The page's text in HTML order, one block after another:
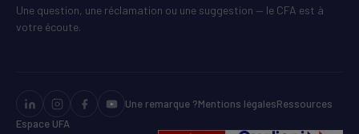
Une question, une réclamation ou une suggestion — le CFA est à
votre écoute.
Une remarque ?Mentions légalesRessources
Espace UFA